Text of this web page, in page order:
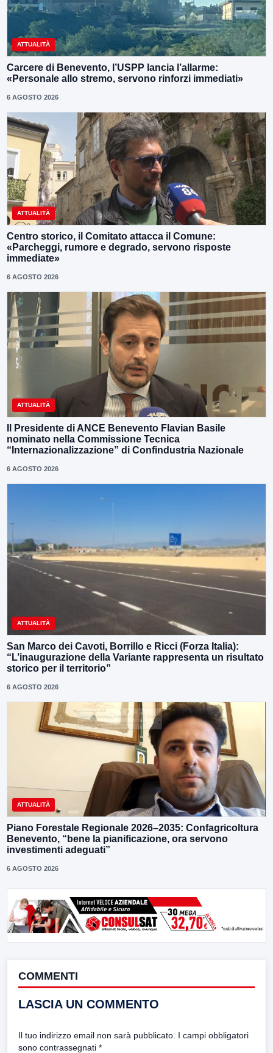
ATTUALITÀ
Carcere di Benevento, l’USPP lancia l’allarme:
«Personale allo stremo, servono rinforzi immediati»
6 AGOSTO 2026
ATTUALITÀ
Centro storico, il Comitato attacca il Comune:
«Parcheggi, rumore e degrado, servono risposte
immediate»
6 AGOSTO 2026
ATTUALITÀ
Il Presidente di ANCE Benevento Flavian Basile
nominato nella Commissione Tecnica
“Internazionalizzazione” di Confindustria Nazionale
6 AGOSTO 2026
ATTUALITÀ
San Marco dei Cavoti, Borrillo e Ricci (Forza Italia):
“L’inaugurazione della Variante rappresenta un risultato
storico per il territorio”
6 AGOSTO 2026
ATTUALITÀ
Piano Forestale Regionale 2026–2035: Confagricoltura
Benevento, “bene la pianificazione, ora servono
investimenti adeguati”
6 AGOSTO 2026
COMMENTI
LASCIA UN COMMENTO
Il tuo indirizzo email non sarà pubblicato. I campi obbligatori
sono contrassegnati *